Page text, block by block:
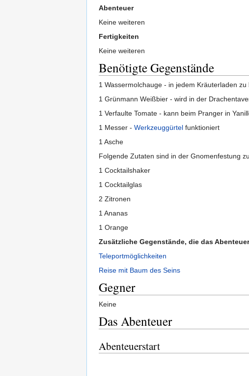
Abenteuer
Keine weiteren
Fertigkeiten
Keine weiteren
Benötigte Gegenstände
1 Wassermolchauge - in jedem Kräuterladen
1 Grünmann Weißbier - wird in der
1 Verfaulte Tomate - kann beim Pranger in
1 Messer - Werkzeuggürtel funktioniert
1 Asche
Folgende Zutaten sind in der Gnomenfestung
1 Cocktailshaker
1 Cocktailglas
2 Zitronen
1 Ananas
1 Orange
Zusätzliche Gegenstände, die das
Teleportmöglichkeiten
Reise mit Baum des Seins
Gegner
Keine
Das Abenteuer
Abenteuerstart